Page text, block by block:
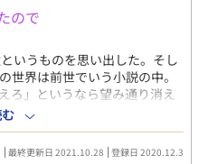
ので
いうものを思い出した。そし
世界は前世でいう小説の中。
ろ」というなら望み通り消え
※地雷あります気をつけて!!
大丈夫!!バッチコーイ!!の方の
掲載していました。
最終更新日 2021.10.28 登録日 2020.12.3